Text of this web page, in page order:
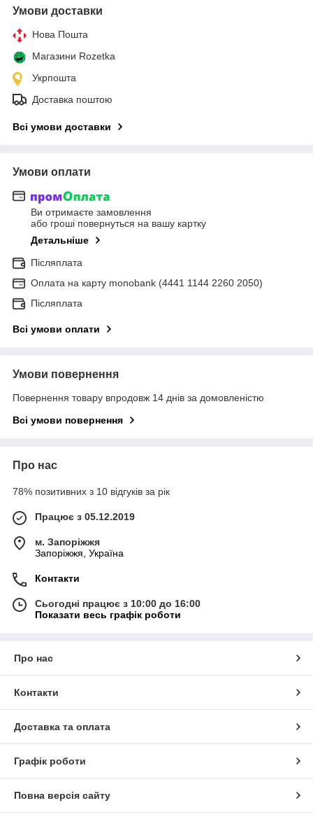
Умови доставки
Нова Пошта
Магазини Rozetka
Укрпошта
Доставка поштою
Всі умови доставки
Умови оплати
Ви отримаєте замовлення
або гроші повернуться на вашу картку
Детальніше
Післяплата
Оплата на карту monobank (4441 1144 2260 2050)
Післяплата
Всі умови оплати
Умови повернення
Повернення товару впродовж 14 днів за домовленістю
Всі умови повернення
Про нас
78% позитивних з 10 відгуків за рік
Працює з 05.12.2019
м. Запоріжжя
Запоріжжя, Україна
Контакти
Сьогодні працює з 10:00 до 16:00
Показати весь графік роботи
Про нас
Контакти
Доставка та оплата
Графік роботи
Повна версія сайту